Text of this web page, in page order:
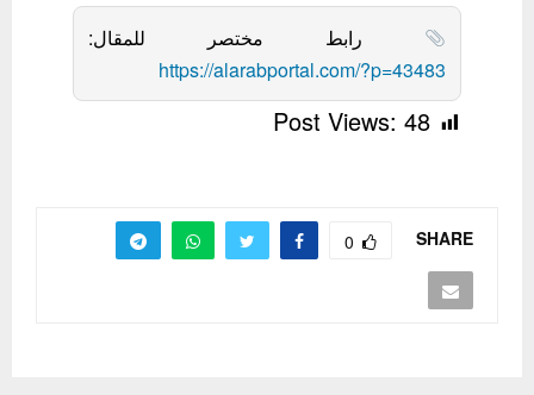
رابط مختصر للمقال:
https://alarabportal.com/?p=43483
Post Views: 48
SHARE
0